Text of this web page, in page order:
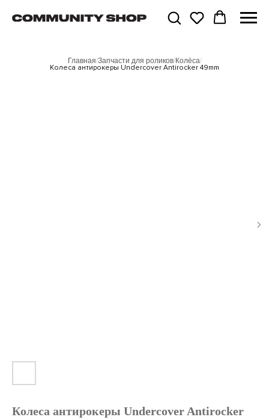
Главная/Запчасти для роликов/Колёса/
Колеса антирокеры Undercover Antirocker 49mm
Колеса антирокеры Undercover Antirocker